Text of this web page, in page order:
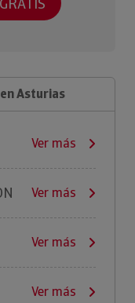
Asturias
Ver más
Ver más
Ver más
Ver más